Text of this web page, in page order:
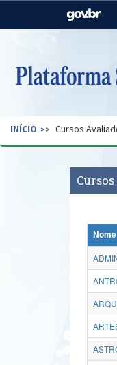
Casa Civil
Pecuária e
Secretaria de
INÍCIO Cursos
Nome